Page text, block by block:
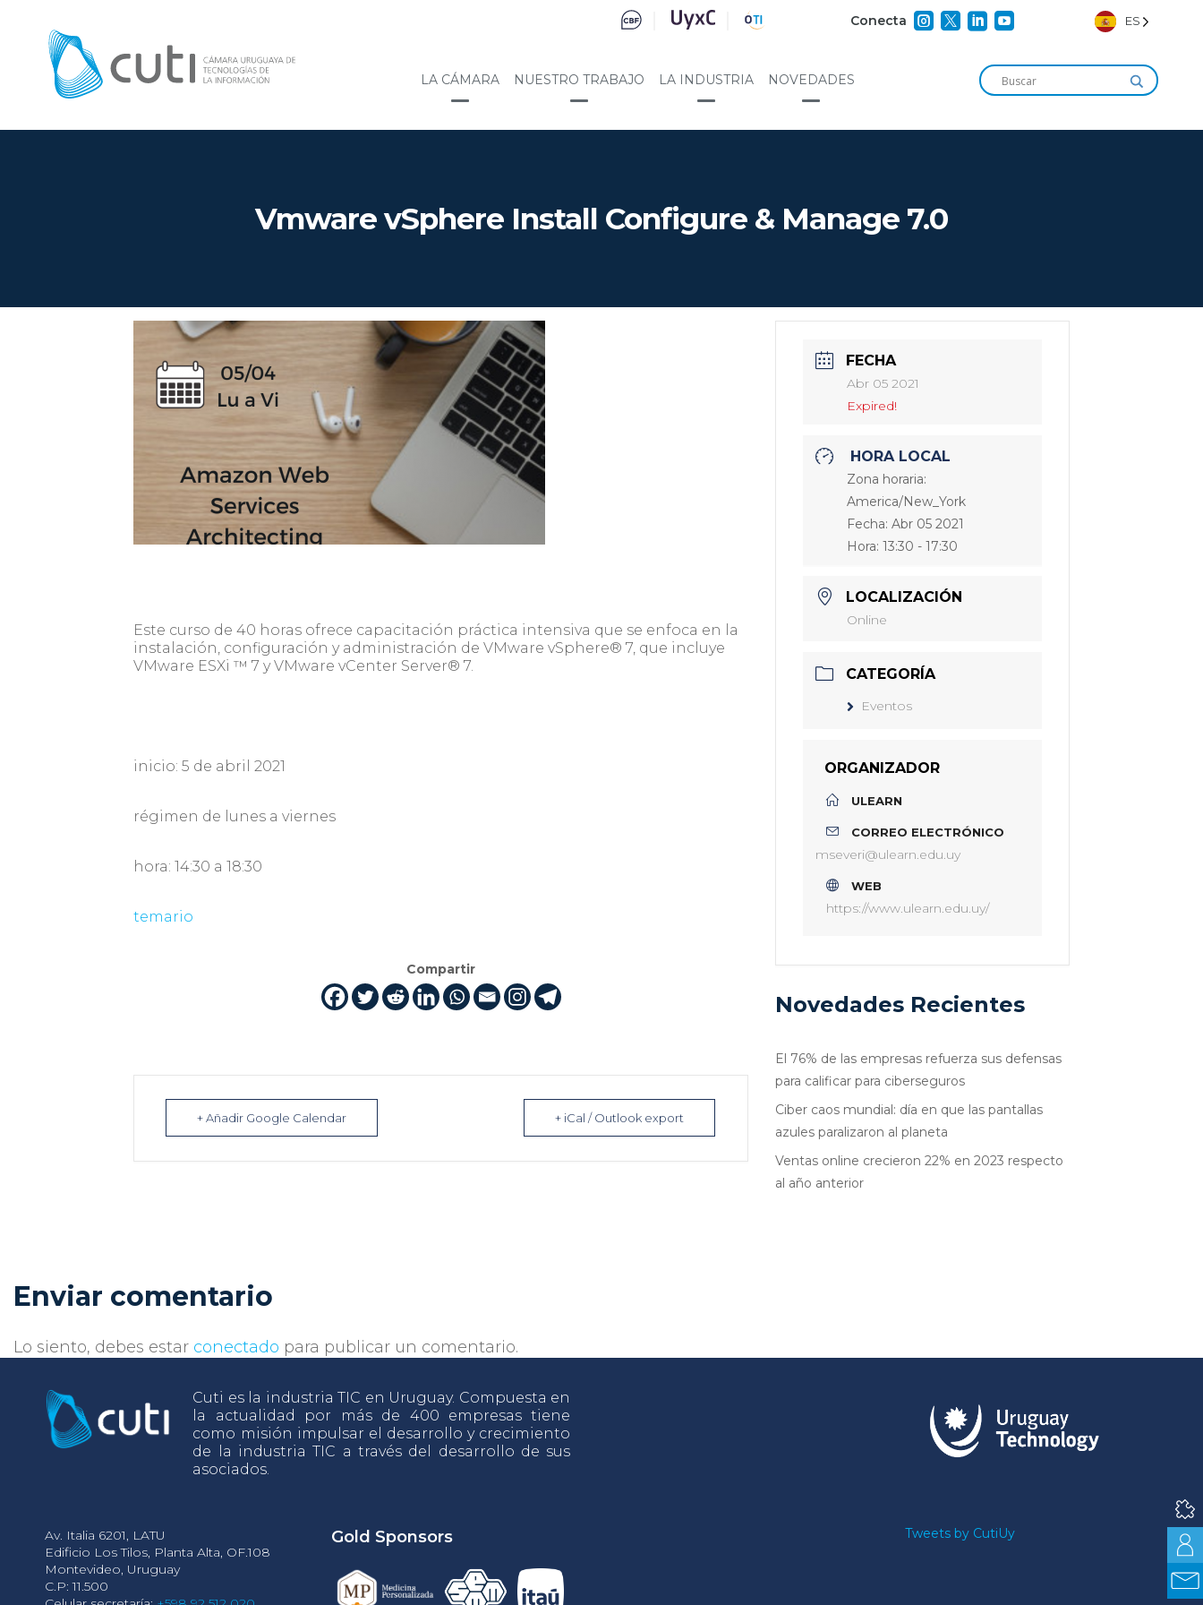
Conecta     ES
LA CÁMARA NUESTRO TRABAJO LA INDUSTRIA NOVEDADES
Vmware vSphere Install Configure & Manage 7.0
Este curso de 40 horas ofrece capacitación práctica intensiva que se enfoca en la
instalación, configuración y administración de VMware vSphere® 7, que incluye
VMware ESXi ™ 7 y VMware vCenter Server® 7.
inicio: 5 de abril 2021
régimen de lunes a viernes
hora: 14:30 a 18:30
temario
Compartir
+ Añadir Google Calendar + iCal / Outlook export
FECHA
Abr 05 2021
Expired!
HORA LOCAL
Zona horaria:
America/New_York
Fecha:Abr 05 2021
Hora:13:30 - 17:30
LOCALIZACIÓN
Online
CATEGORÍA
Eventos
ORGANIZADOR
ULEARN
CORREO ELECTRÓNICO
mseveri@ulearn.edu.uy
WEB
https://www.ulearn.edu.uy/
Novedades Recientes
El 76% de las empresas refuerza sus defensas
para calificar para ciberseguros
Ciber caos mundial: día en que las pantallas
azules paralizaron al planeta
Ventas online crecieron 22% en 2023 respecto
al año anterior
Enviar comentario
Lo siento, debes estar conectado para publicar un comentario.
Cuti es la industria TIC en Uruguay. Compuesta en
la actualidad por más de 400 empresas tiene
como misión impulsar el desarrollo y crecimiento
de la industria TIC a través del desarrollo de sus
asociados.
Av. Italia 6201, LATU
Edificio Los Tilos, Planta Alta, OF.108
Montevideo, Uruguay
C.P: 11.500
Gold Sponsors Tweets by CutiUy